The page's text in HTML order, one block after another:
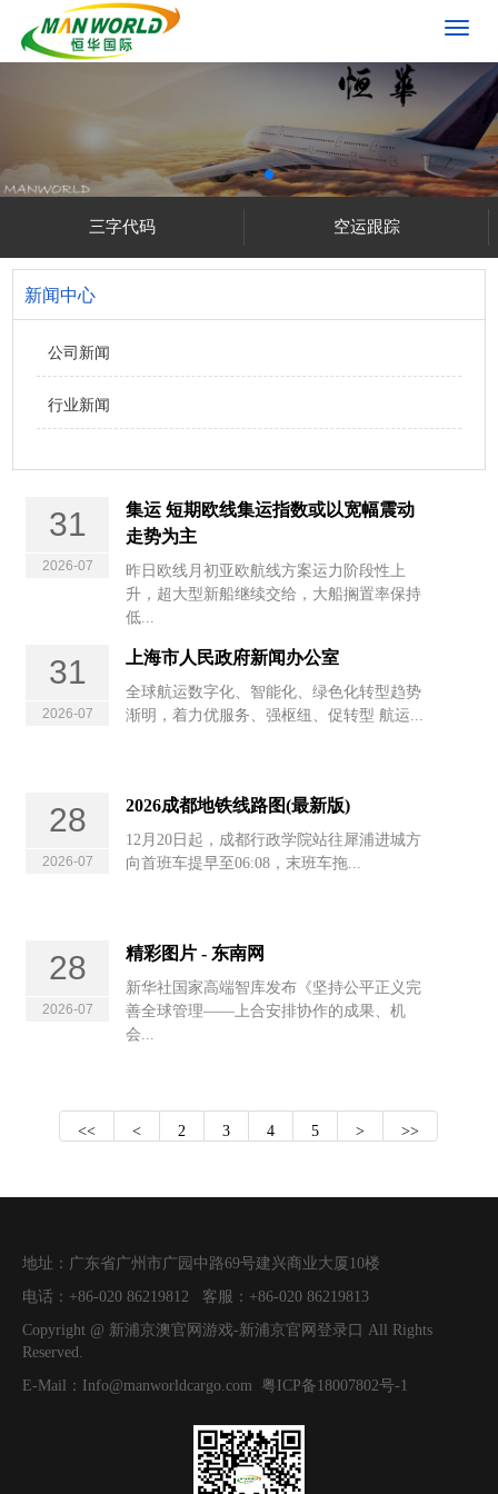
切
航
三字代码 空运跟踪
新闻中心
公司新闻
行业新闻
31
2026-07
集运 短期欧线集运指数或以宽幅震动
走势为主
昨日欧线月初亚欧航线方案运力阶段性上
升，超大型新船继续交给，大船搁置率保持
低...
31
2026-07
上海市人民政府新闻办公室
全球航运数字化、智能化、绿色化转型趋势
渐明，着力优服务、强枢纽、促转型 航运...
28
2026-07
2026成都地铁线路图(最新版)
12月20日起，成都行政学院站往犀浦进城方
向首班车提早至06:08，末班车拖...
28
2026-07
精彩图片 - 东南网
新华社国家高端智库发布《坚持公平正义完
善全球管理——上合安排协作的成果、机
会...
<< < 2 3 4 5 > >>
地址： 广东省广州市广园中路69号建兴商业大厦10楼
电话： +86-020 86219812 客服： +86-020 86219813
Copyright @ 新浦京澳官网游戏-新浦京官网登录口 All Rights
Reserved.
E-Mail： Info@manworldcargo.com 粤ICP备18007802号-1